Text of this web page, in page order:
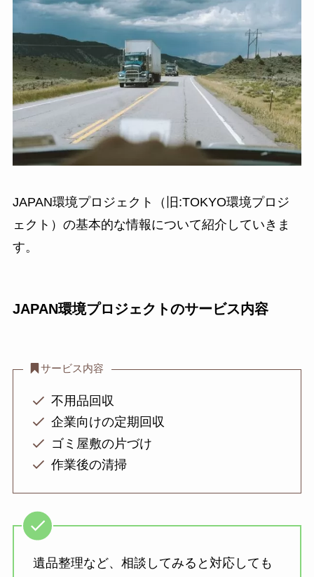
JAPAN環境プロジェクト（旧:TOKYO環境プロジ
ェクト）の基本的な情報について紹介していきま
す。
JAPAN環境プロジェクトのサービス内容
サービス内容
不用品回収
企業向けの定期回収
ゴミ屋敷の片づけ
作業後の清掃
遺品整理など、相談してみると対応しても